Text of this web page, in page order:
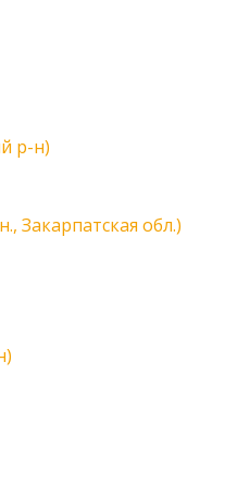
р-н)
Закарпатская обл.)